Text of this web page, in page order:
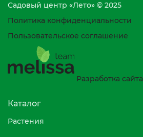
Садовый центр «Лето» © 2025
Политика конфиденциальности
Пользовательское соглашение
Разработка сайта
Каталог
Растения